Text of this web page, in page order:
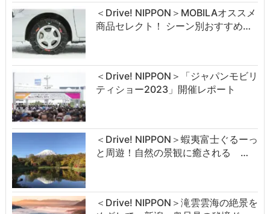
＜Drive! NIPPON＞MOBILAオススメ
商品セレクト！ シーン別おすすめ…
＜Drive! NIPPON＞「ジャパンモビリ
ティショー2023」開催レポート
＜Drive! NIPPON＞蝦夷富士ぐるーっ
と周遊！自然の景観に癒される …
＜Drive! NIPPON＞滝雲雲海の絶景を